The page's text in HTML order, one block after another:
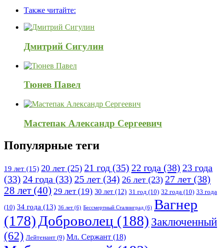
120x600Также читайте:
Дмитрий Сигулин
Тюнев Павел
Мастепак Александр Сергеевич
Популярные теги
19 лет (15) 20 лет (25) 21 год (35) 22 года (38) 23 года
(33) 24 года (33) 25 лет (34) 26 лет (23) 27 лет (38)
28 лет (40) 29 лет(19) 30 лет (12) 31 год (10) 32 года (10) 33 года
(10) 34 года (13) 36 лет (6) Бессмертный Сталинград (6) Вагнер
(178) Доброволец (188) Заключенный
(62) Лейтенант (9) Мл. Сержант (18)